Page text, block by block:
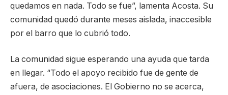
quedamos en nada. Todo se fue”, lamenta Acosta. Su
comunidad quedó durante meses aislada, inaccesible
por el barro que lo cubrió todo.
La comunidad sigue esperando una ayuda que tarda
en llegar. “Todo el apoyo recibido fue de gente de
afuera, de asociaciones. El Gobierno no se acerca,